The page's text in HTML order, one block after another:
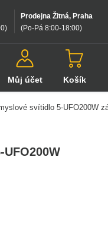
Prodejna Žitná, Praha
(Po-Pá 8:00-18:00)
)
Můj účet Košík
svítidlo 5-UFO200W